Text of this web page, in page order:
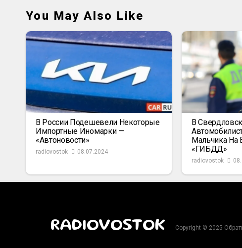
You May Also Like
В России Подешевели Некоторые
Импортные Иномарки —
«Автоновости»
radiovostok 08.07.2024
В
Мальчика На
«ГИБДД»
radiovostok
RADIOVOSTOK Copyright © 2025